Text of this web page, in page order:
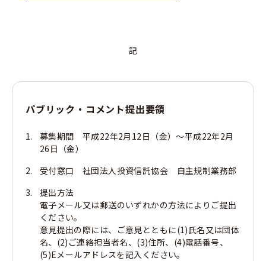
記
パブリック・コメント提出要領
募集期間 平成22年2月12日（金）～平成22年2月
26日（金）
受付窓口 社団法人投資信託協会 自主規制業務部
提出方法
電子メール又は郵送のいずれかの方法によりご提出
ください。
意見提出の際には、ご意見とともに(1)氏名又は団体
名、(2)ご連絡担当者名、(3)住所、(4)電話番号、
(5)Eメールアドレスを記入ください。